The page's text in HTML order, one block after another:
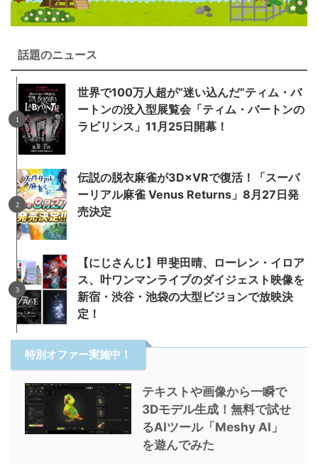
話題のニュース
世界で100万人超が“迷い込んだ”ティム・バ
ートンの没入型展覧会「ティム・バートンの
ラビリンス」11月25日開幕！
伝説の脱衣麻雀が3D×VRで復活！「スーパ
ーリアル麻雀 Venus Returns」8月27日発
売決定
【にじさんじ】甲斐田晴、ローレン・イロア
ス、叶ワンマンライブのダイジェスト映像を
新宿・渋谷・池袋の大型ビジョンで放映決
定！
特別オファー実施中！
テキストや画像から一瞬で
3Dモデル生成！無料で試せ
るAIツール「Meshy AI」
を遊んでみた